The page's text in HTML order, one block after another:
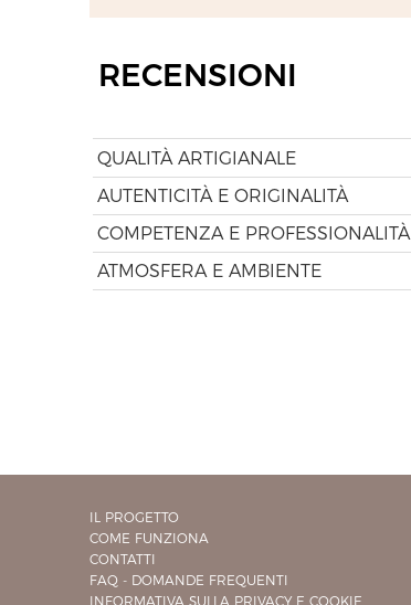
RECENSIONI
QUALITÀ ARTIGIANALE
AUTENTICITÀ E ORIGINALITÀ
COMPETENZA E PROFESSIONALITÀ
ATMOSFERA E AMBIENTE
IL PROGETTO
COME FUNZIONA
CONTATTI
FAQ - DOMANDE FREQUENTI
INFORMATIVA SULLA PRIVACY E COOKIE